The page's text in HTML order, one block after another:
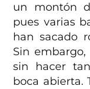
un montón
pues varias
han sacado
Sin
sin hacer
boca abierta.